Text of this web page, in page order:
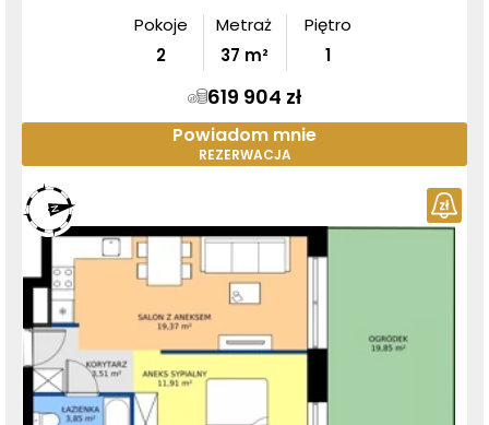
Pokoje
2
Metraż
37 m²
Piętro
1
619 904 zł
Powiadom mnie
REZERWACJA